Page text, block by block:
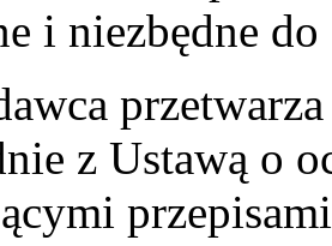
i niezbędne
z Ustawą o